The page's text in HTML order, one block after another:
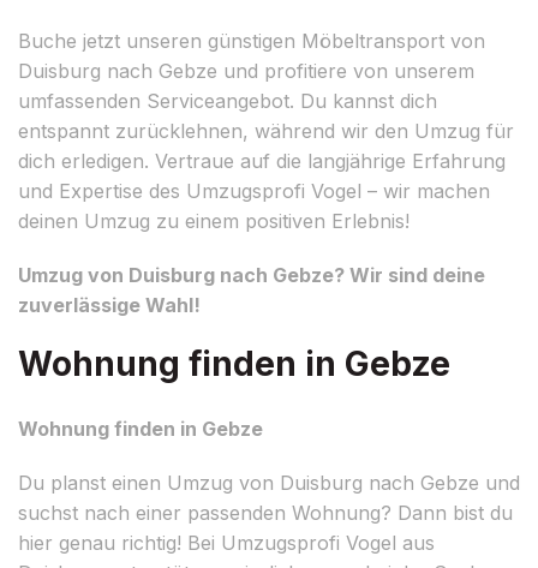
Buche jetzt unseren günstigen Möbeltransport von
Duisburg nach Gebze und profitiere von unserem
umfassenden Serviceangebot. Du kannst dich
entspannt zurücklehnen, während wir den Umzug für
dich erledigen. Vertraue auf die langjährige Erfahrung
und Expertise des Umzugsprofi Vogel – wir machen
deinen Umzug zu einem positiven Erlebnis!
Umzug von Duisburg nach Gebze? Wir sind deine
zuverlässige Wahl!
Wohnung finden in Gebze
Wohnung finden in Gebze
Du planst einen Umzug von Duisburg nach Gebze und
suchst nach einer passenden Wohnung? Dann bist du
hier genau richtig! Bei Umzugsprofi Vogel aus